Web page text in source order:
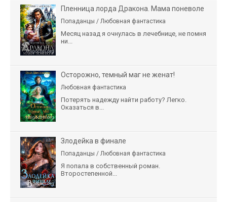
Пленница лорда Дракона. Мама поневоле
Попаданцы / Любовная фантастика
Месяц назад я очнулась в лечебнице, не помня
ни...
Осторожно, темный маг не женат!
Любовная фантастика
Потерять надежду найти работу? Легко.
Оказаться в...
Злодейка в финале
Попаданцы / Любовная фантастика
Я попала в собственный роман.
Второстепенной...